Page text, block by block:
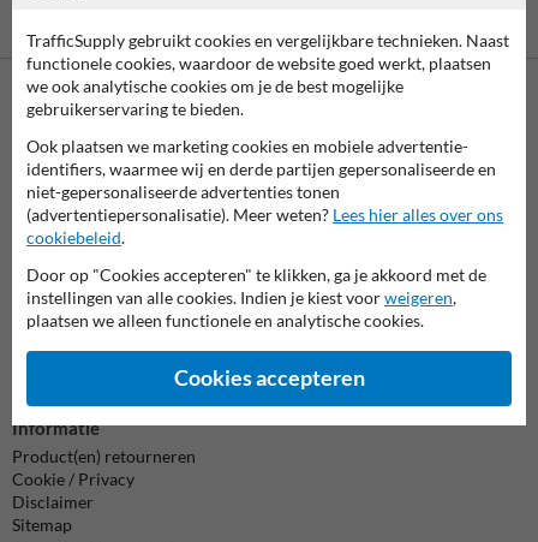
is mogelijk
Neem contact met ons op
Wij zijn op werkdagen (van 8.00 tot 17.00) te bereiken op 038-
7920070.
Vragen? Stuur een e-mail naarinfo@trafficsupply.nl
formulier in en we reageren zo spoedig mogelijk.
info@trafficsupply.nl
Informatie
Product(en) retourneren
Cookie / Privacy
Disclaimer
Sitemap
TrafficSupply gebruikt cookies en vergelijkbare technieken. Naast
functionele cookies, waardoor de website goed werkt, plaatsen
we ook analytische cookies om je de best mogelijke
gebruikerservaring te bieden.
Ook plaatsen we marketing cookies en mobiele advertentie-
identifiers, waarmee wij en derde partijen gepersonaliseerde en
niet-gepersonaliseerde advertenties tonen
(advertentiepersonalisatie). Meer weten? Lees hier alles over ons
cookiebeleid.
Door op "Cookies accepteren" te klikken, ga je akkoord met de
instellingen van alle cookies. Indien je kiest voorweigeren,
plaatsen we alleen functionele en analytische cookies.
Cookies accepteren